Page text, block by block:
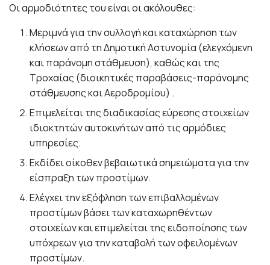
Οι αρμοδιότητες του είναι οι ακόλουθες:
Μεριμνά για την συλλογή και καταχώρηση των
κλήσεων από τη Δημοτική Αστυνομία (ελεγχόμενη
και παράνομη στάθμευση), καθώς και της
Τροχαίας (διοικητικές παραβάσεις-παράνομης
στάθμευσης και Αεροδρομίου) .
Επιμελείται της διαδικασίας εύρεσης στοιχείων
ιδιοκτητών αυτοκινήτων από τις αρμόδιες
υπηρεσίες.
Εκδίδει οίκοθεν βεβαιωτικά σημειώματα για την
είσπραξη των προστίμων.
Ελέγχει την εξόφληση των επιβαλλομένων
προστίμων βάσει των καταχωρηθέντων
στοιχείων και επιμελείται της ειδοποίησης των
υπόχρεων για την καταβολή των οφειλομένων
προστίμων.